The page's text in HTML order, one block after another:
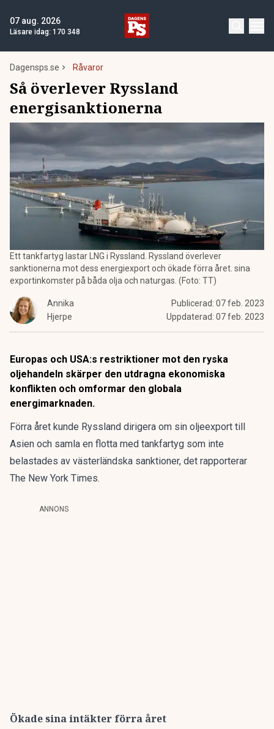
07 aug. 2026
Läsare idag: 170 348
Dagensps.se Råvaror
Så överlever Ryssland
energisanktionerna
Ett tankfartyg lastar LNG i Ryssland. Ryssland överlever
sanktionerna mot dess energiexport och ökade förra året. sina
exportinkomster på båda olja och naturgas. (Foto: TT)
Annika
Hjerpe
Publicerad: 07 feb. 2023
Uppdaterad: 07 feb. 2023
Europas och USA:s restriktioner mot den ryska
oljehandeln skärper den utdragna ekonomiska
konflikten och omformar den globala
energimarknaden.
Förra året kunde Ryssland dirigera om sin oljeexport till
Asien och samla en flotta med tankfartyg som inte
belastades av västerländska sanktioner, det rapporterar
The New York Times.
ANNONS
Ökade sina intäkter förra året